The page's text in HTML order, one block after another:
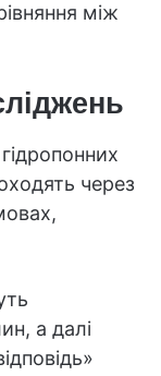
між
через
а далі